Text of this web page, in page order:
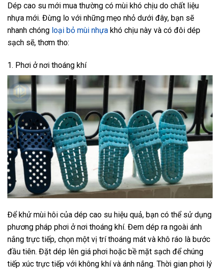
Dép cao su mới mua thường có mùi khó chịu do chất liệu
nhựa mới. Đừng lo với những mẹo nhỏ dưới đây, bạn sẽ
nhanh chóng loại bỏ mùi nhựa khó chịu này và có đôi dép
sạch sẽ, thơm tho:
1. Phơi ở nơi thoáng khí
Để khử mùi hôi của dép cao su hiệu quả, bạn có thể sử dụng
phương pháp phơi ở nơi thoáng khí. Đem dép ra ngoài ánh
nắng trực tiếp, chọn một vị trí thoáng mát và khô ráo là bước
đầu tiên. Đặt dép lên giá phơi hoặc bề mặt sạch để chúng
tiếp xúc trực tiếp với không khí và ánh nắng. Thời gian phơi lý